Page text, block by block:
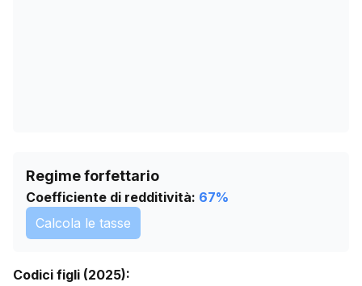
Regime forfettario
Coefficiente di redditività: 67%
Calcola le tasse
Codici figli (2025):